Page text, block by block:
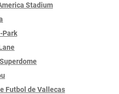
Stadium
Park
Futbol de Vallecas